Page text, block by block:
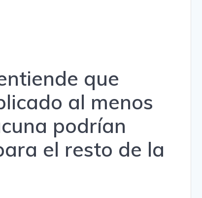
que
al menos
podrían
el resto de la